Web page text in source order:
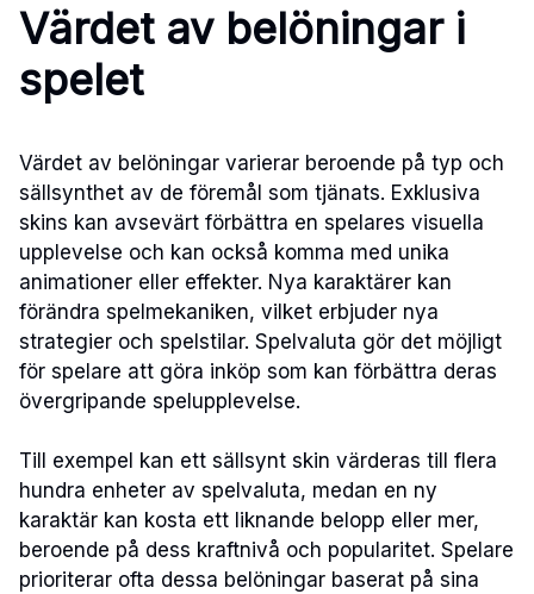
Värdet av belöningar i
spelet
Värdet av belöningar varierar beroende på typ och
sällsynthet av de föremål som tjänats. Exklusiva
skins kan avsevärt förbättra en spelares visuella
upplevelse och kan också komma med unika
animationer eller effekter. Nya karaktärer kan
förändra spelmekaniken, vilket erbjuder nya
strategier och spelstilar. Spelvaluta gör det möjligt
för spelare att göra inköp som kan förbättra deras
övergripande spelupplevelse.
Till exempel kan ett sällsynt skin värderas till flera
hundra enheter av spelvaluta, medan en ny
karaktär kan kosta ett liknande belopp eller mer,
beroende på dess kraftnivå och popularitet. Spelare
prioriterar ofta dessa belöningar baserat på sina